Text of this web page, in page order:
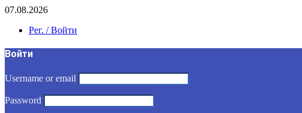
07.08.2026
Рег. / Войти
Войти
Username or email
Password